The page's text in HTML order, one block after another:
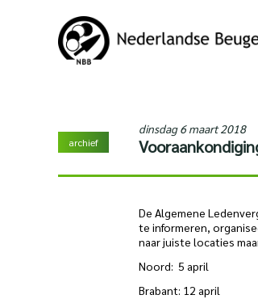
archief
dinsdag 6 maart 2018
De Algemene
te informeren,
naar juiste locaties
Noord: 5 april
Brabant: 12 april